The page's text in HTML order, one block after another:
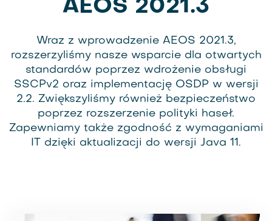
AEOS 2021.3
Wraz z wprowadzenie AEOS 2021.3,
rozszerzyliśmy nasze wsparcie dla otwartych
standardów poprzez wdrożenie obsługi
SSCPv2 oraz implementację OSDP w wersji
2.2. Zwiększyliśmy również bezpieczeństwo
poprzez rozszerzenie polityki haseł.
Zapewniamy także zgodność z wymaganiami
IT dzięki aktualizacji do wersji Java 11.